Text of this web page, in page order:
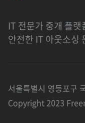
IT 전문가 중개 플
안전한 IT 아웃소싱
서울특별시 영등포구
Copyright 2023